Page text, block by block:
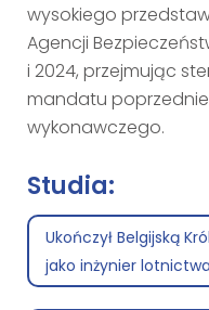
wysokiego
Agencji
i 2024, przejmując
mandatu
wykonawczego.
Studia:
Ukończył Belgijską
jako inżynier